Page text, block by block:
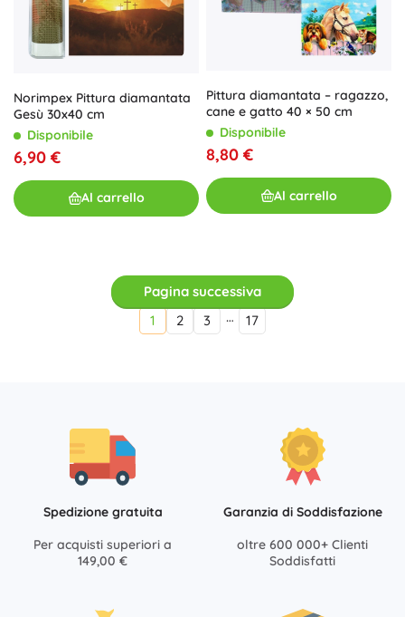
Norimpex Pittura diamantata
Gesù 30x40 cm
Disponibile
6,90 €
Al carrello
Pittura diamantata – ragazzo,
cane e gatto 40 × 50 cm
Disponibile
8,80 €
Al carrello
Pagina successiva
1
2 3 … 17
Spedizione gratuita
Per acquisti superiori a
149,00 €
Garanzia di Soddisfazione
oltre 600 000+ Clienti
Soddisfatti